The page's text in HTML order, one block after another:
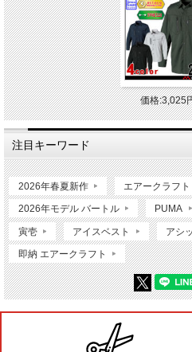
価格:3,025
注目キーワード
2026年春夏新作 エアークラフト
2026年モデル バートル PUMA
寅壱 アイスベスト アシ
即納 エアークラフト